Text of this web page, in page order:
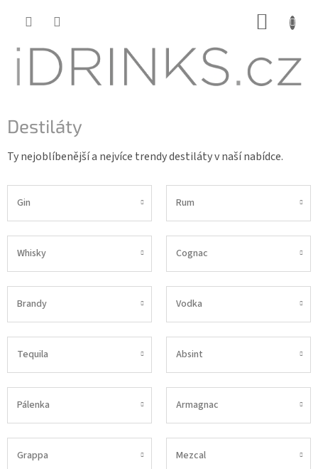
Destiláty
Ty nejoblíbenější a nejvíce trendy destiláty v naší nabídce.
Gin Rum
Whisky Cognac
Brandy Vodka
Tequila Absint
Pálenka Armagnac
Grappa Mezcal